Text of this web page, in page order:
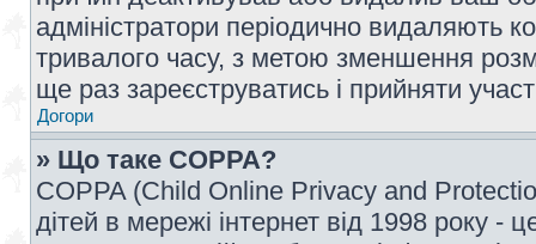
адміністратори періодично видаляють
тривалого часу, з метою зменшення
ще раз зареєструватись і прийняти
Догори
» Що таке COPPA?
COPPA (Child Online Privacy and
дітей в мережі інтернет від 1998 року -